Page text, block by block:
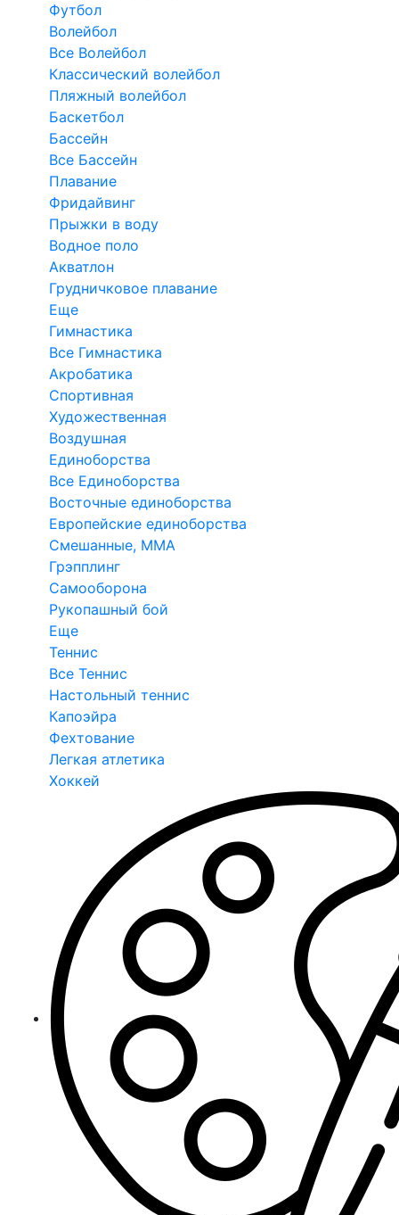
Футбол
Волейбол
Все Волейбол
Классический волейбол
Пляжный волейбол
Баскетбол
Бассейн
Все Бассейн
Плавание
Фридайвинг
Прыжки в воду
Водное поло
Акватлон
Грудничковое плавание
Еще
Гимнастика
Все Гимнастика
Акробатика
Спортивная
Художественная
Воздушная
Единоборства
Все Единоборства
Восточные единоборства
Европейские единоборства
Смешанные, ММА
Грэпплинг
Самооборона
Рукопашный бой
Еще
Теннис
Все Теннис
Настольный теннис
Капоэйра
Фехтование
Легкая атлетика
Хоккей